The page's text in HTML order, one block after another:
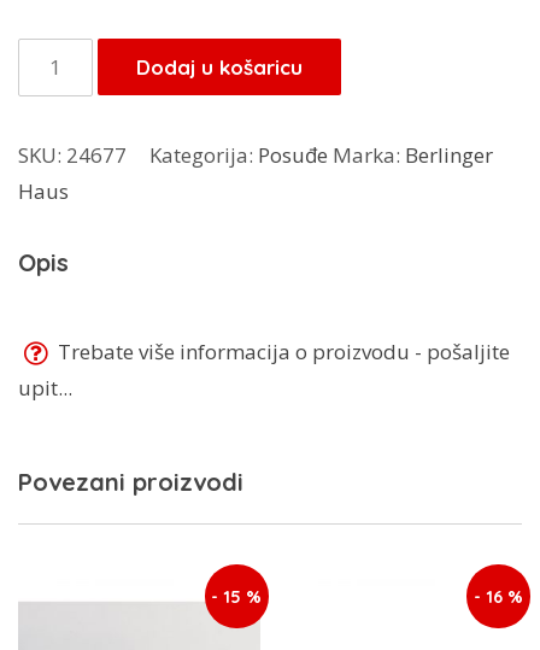
je:
19,00 KM.
16,15 KM.
Kanta
inox
L
količina
Dodaj u košaricu
SKU: 24677 Kategorija: Posuđe Marka: Berlinger
Haus
Opis
Trebate više informacija o proizvodu - pošaljite
upit...
Povezani proizvodi
- 15 % - 16 %